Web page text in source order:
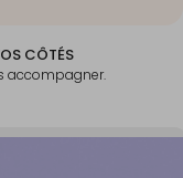
CÔTÉS
accompagner.